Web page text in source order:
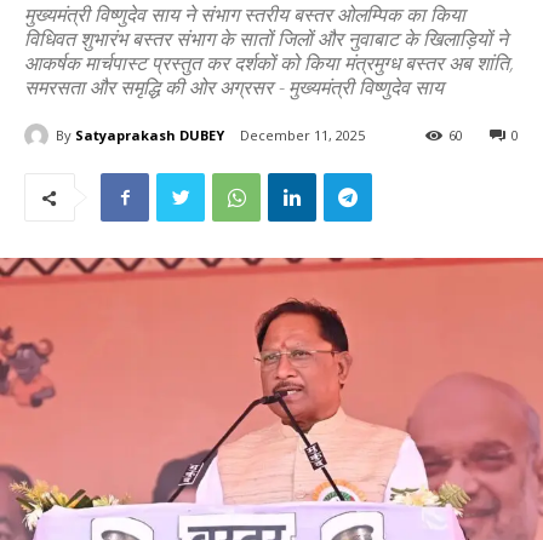
मुख्यमंत्री विष्णुदेव साय ने संभाग स्तरीय बस्तर ओलम्पिक का किया
विधिवत शुभारंभ बस्तर संभाग के सातों जिलों और नुवाबाट के खिलाड़ियों ने
आकर्षक मार्चपास्ट प्रस्तुत कर दर्शकों को किया मंत्रमुग्ध बस्तर अब शांति,
समरसता और समृद्धि की ओर अग्रसर - मुख्यमंत्री विष्णुदेव साय
By Satyaprakash DUBEY December 11, 2025 0
60